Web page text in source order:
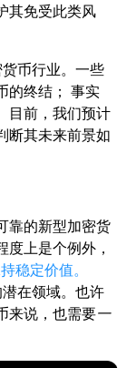
其免受此类风
币行业。一些
的终结； 事实
目前，我们预计
断其未来前景如
靠的新型加密货
上是个例外，
稳定价值。
在领域。也许
来说，也需要一